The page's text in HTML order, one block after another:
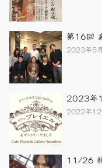
第16回
2023年5
2023年1
2022年12
11/26 林